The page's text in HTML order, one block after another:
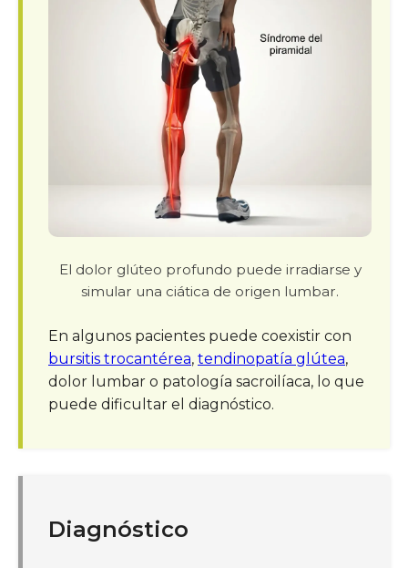
El dolor glúteo profundo puede irradiarse y
simular una ciática de origen lumbar.
En algunos pacientes puede coexistir con
bursitis trocantérea, tendinopatía glútea,
dolor lumbar o patología sacroilíaca, lo que
puede dificultar el diagnóstico.
Diagnóstico